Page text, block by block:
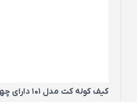
کیف کوله